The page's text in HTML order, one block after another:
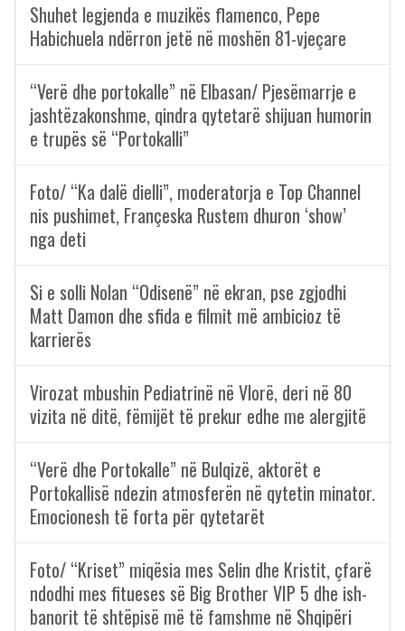
Shuhet legjenda e muzikës flamenco, Pepe
Habichuela ndërron jetë në moshën 81-vjeçare
“Verë dhe portokalle” në Elbasan/ Pjesëmarrje e
jashtëzakonshme, qindra qytetarë shijuan humorin
e trupës së “Portokalli”
Foto/ “Ka dalë dielli”, moderatorja e Top Channel
nis pushimet, Françeska Rustem dhuron ‘show’
nga deti
Si e solli Nolan “Odisenë” në ekran, pse zgjodhi
Matt Damon dhe sfida e filmit më ambicioz të
karrierës
Virozat mbushin Pediatrinë në Vlorë, deri në 80
vizita në ditë, fëmijët të prekur edhe me alergjitë
“Verë dhe Portokalle” në Bulqizë, aktorët e
Portokallisë ndezin atmosferën në qytetin minator.
Emocionesh të forta për qytetarët
Foto/ “Kriset” miqësia mes Selin dhe Kristit, çfarë
ndodhi mes fitueses së Big Brother VIP 5 dhe ish-
banorit të shtëpisë më të famshme në Shqipëri